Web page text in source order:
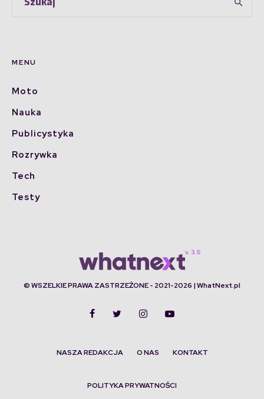
MENU
Moto
Nauka
Publicystyka
Rozrywka
Tech
Testy
© WSZELKIE PRAWA ZASTRZEŻONE - 2021-2026 | WhatNext.pl
NASZA REDAKCJA O NAS KONTAKT
POLITYKA PRYWATNOŚCI